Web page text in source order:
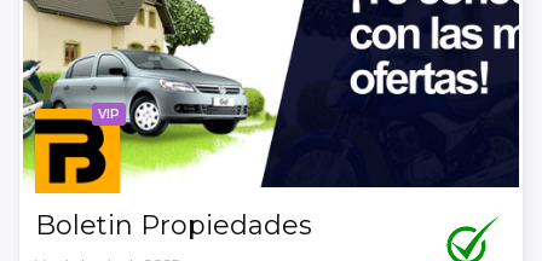
VIP
Boletin Propiedades